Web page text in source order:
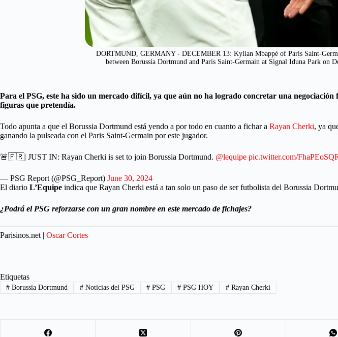
DORTMUND, GERMANY - DECEMBER 13: Kylian Mbappé of Paris Saint-
between Borussia Dortmund and Paris Saint-Germain at Signal Iduna Park on
Para el PSG, este ha sido un mercado difícil, ya que aún no ha logrado concretar una
figuras que pretendía.
Todo apunta a que el Borussia Dortmund está yendo a por todo en cuanto a fichar a Rayan Cherki, ya
ganando la pulseada con el Paris Saint-Germain por este jugador.
🚨🇫🇷| JUST IN: Rayan Cherki is set to join Borussia Dortmund. @lequipe pic.twitter.com/
— PSG Report (@PSG_Report) June 30, 2024
El diario L’Equipe indica que Rayan Cherki está a tan solo un paso de ser futbolista del Borussia
¿Podrá el PSG reforzarse con un gran nombre en este mercado de fichajes?
Parisinos.net | Oscar Cortes
Etiquetas
#Borussia Dortmund #Noticias del PSG # PSG # PSG HOY # Rayan Cherki